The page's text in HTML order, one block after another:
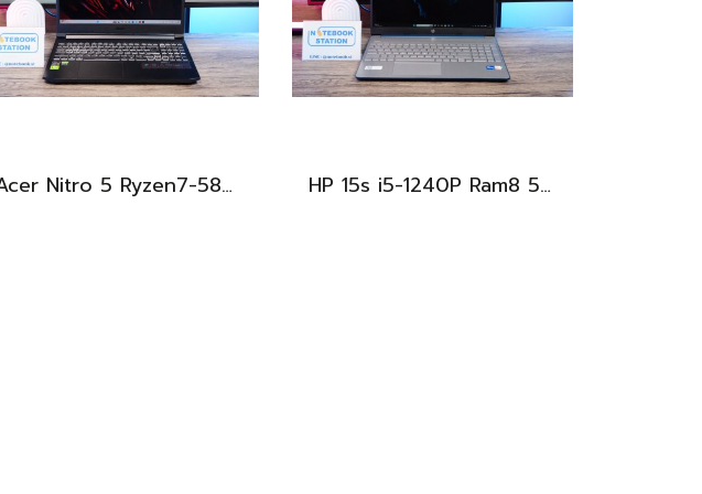
Acer Nitro 5 Ryzen7-5800H RTX-3060(6GB) Ram16 SSD512 จอ15.6 FHD 144Hz เกมมิ่งสเปคสูง เครื่องพร้อมใช้งาน ราคาสุดคุ้มเพียง 19,900.- HP 15s i5-1240P Ram8 512GB M.2 จอ15.6นิ้ว FHD IPS สเปคดี ทำงานเก่ง จอใหญ่ มีแป้นตัวเลขแยก ดีไซน์เรียบหรูบางเบา พร้อมใช้งานเพียง 11,990.-เท่านั้น